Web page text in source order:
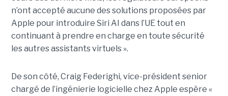
n’ont accepté aucune des solutions proposées par
Apple pour introduire Siri AI dans l’UE tout en
continuant à prendre en charge en toute sécurité
les autres assistants virtuels ».
De son côté, Craig Federighi, vice-président senior
chargé de l’ingénierie logicielle chez Apple espère «